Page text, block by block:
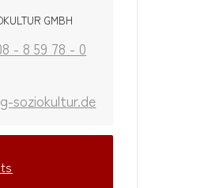
GMBH
- 8 59 78 - 0
soziokultur.de